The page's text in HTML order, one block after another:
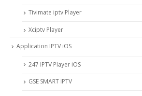
Tivimate iptv Player
Xciptv Player
Application IPTV iOS
247 IPTV Player iOS
‎GSE SMART IPTV